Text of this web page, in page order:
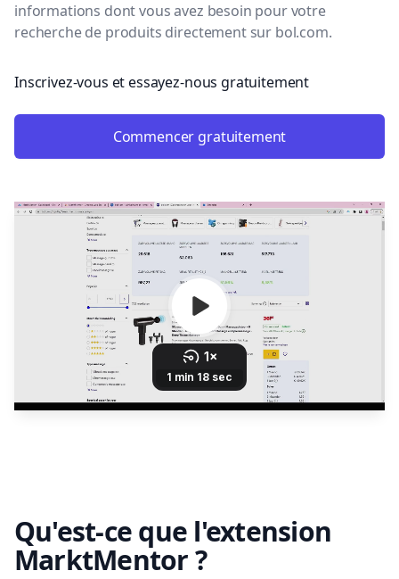
informations dont vous avez besoin pour votre
recherche de produits directement sur bol.com.
Inscrivez-vous et essayez-nous gratuitement
Commencer gratuitement
Qu'est-ce que l'extension
MarktMentor ?